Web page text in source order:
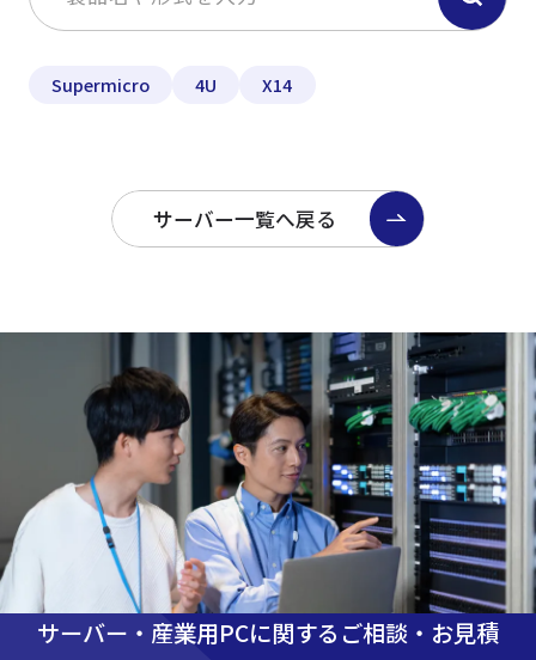
Supermicro 4U X14
サーバー一覧へ戻る
サーバー・産業用PCに関するご相談・お見積